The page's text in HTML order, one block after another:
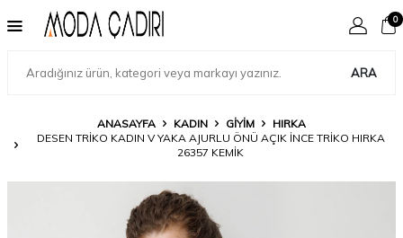
ARA
0
ANASAYFA KADIN GIYIM
HIRKA
DESEN TRIKO KADIN V YAKA AJURLU ÖNÜ AÇIK İNCE TRIKO HIRKA
26357 KEMIK